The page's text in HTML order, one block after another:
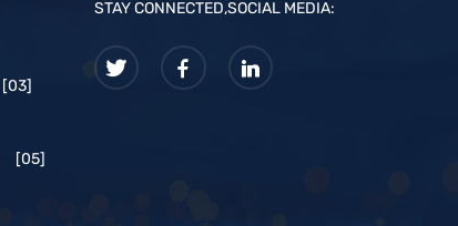
[03]
[05]
STAY CONNECTED,SOCIAL MEDIA: